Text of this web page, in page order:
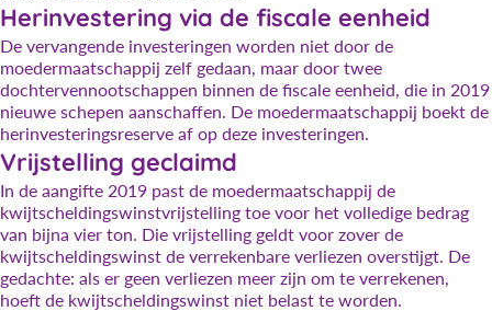
Herinvestering via de fiscale eenheid
De vervangende investeringen worden niet door de
moedermaatschappij zelf gedaan, maar door twee
dochtervennootschappen binnen de fiscale eenheid, die in 2019
nieuwe schepen aanschaffen. De moedermaatschappij boekt de
herinvesteringsreserve af op deze investeringen.
Vrijstelling geclaimd
In de aangifte 2019 past de moedermaatschappij de
kwijtscheldingswinstvrijstelling toe voor het volledige bedrag
van bijna vier ton. Die vrijstelling geldt voor zover de
kwijtscheldingswinst de verrekenbare verliezen overstijgt. De
gedachte: als er geen verliezen meer zijn om te verrekenen,
hoeft de kwijtscheldingswinst niet belast te worden.